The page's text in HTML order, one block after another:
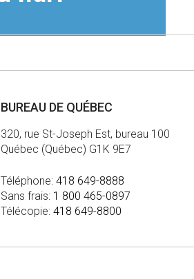
BUREAU DE QUÉBEC
320, rue St-Joseph Est, bureau 100
Québec (Québec) G1K 9E7
Téléphone:418 649-8888
Sans frais: 1 800 465-0897
Télécopie:418 649-8800